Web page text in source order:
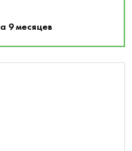
9 месяцев